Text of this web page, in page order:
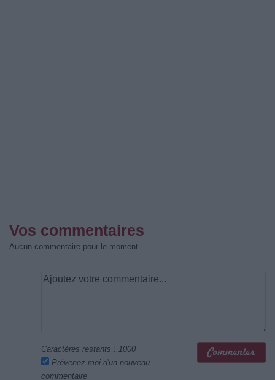
Vos commentaires
Aucun commentaire pour le moment
Caractères restants : 1000
Prévenez-moi d'un nouveau
commentaire